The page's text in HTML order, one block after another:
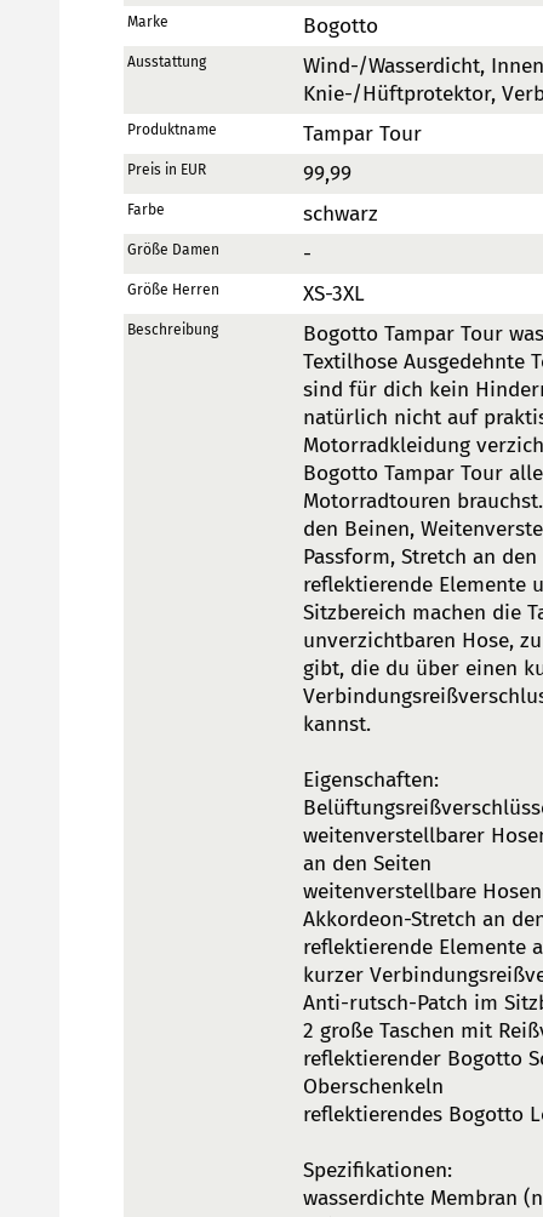
Marke Bogotto
Ausstattung
Wind-/Wasserdicht,
Knie-/Hüftprotektor,
Produktname Tampar Tour
Preis in EUR 99,99
Farbe schwarz
Größe Damen -
Größe Herren XS-3XL
Beschreibung
Bogotto Tampar Tour
Textilhose Ausgedehnte
sind für dich kein
natürlich nicht auf
Motorradkleidung
Bogotto Tampar Tour
Motorradtouren
den Beinen,
Passform, Stretch an
reflektierende Elemente
Sitzbereich machen die
unverzichtbaren Hose,
gibt, die du über einen
kannst.
Eigenschaften:
weitenverstellbarer
an den Seiten
weitenverstellbare
Akkordeon-Stretch an
reflektierende Elemente
kurzer
Anti-rutsch-Patch im
2 große Taschen mit
reflektierender Bogotto
Oberschenkeln
reflektierendes Bogotto
Spezifikationen:
wasserdichte Membran